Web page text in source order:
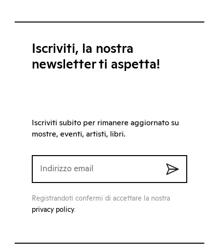
Iscriviti, la nostra
newsletter ti aspetta!
Iscriviti subito per rimanere aggiornato su
mostre, eventi, artisti, libri.
Registrandoti confermi di accettare la nostra
privacy policy.